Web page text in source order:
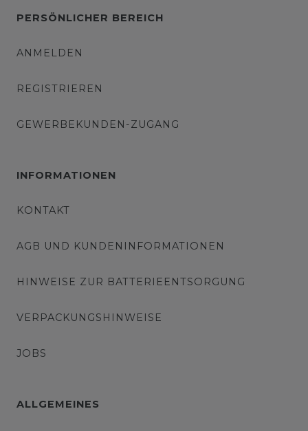
PERSÖNLICHER BEREICH
ANMELDEN
REGISTRIEREN
GEWERBEKUNDEN-ZUGANG
INFORMATIONEN
KONTAKT
AGB UND KUNDENINFORMATIONEN
HINWEISE ZUR BATTERIEENTSORGUNG
VERPACKUNGSHINWEISE
JOBS
ALLGEMEINES